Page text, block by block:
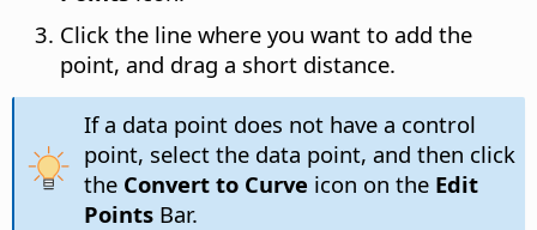
Click the line where you want to add the
point, and drag a short distance.
If a data point does not have a control
point, select the data point, and then click
the Convert to Curve icon on the Edit
PointsBar.